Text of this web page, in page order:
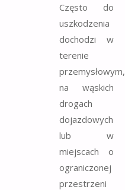
Często do
uszkodzenia
dochodzi w
terenie
przemysłowym,
na wąskich
drogach
dojazdowych
lub w
miejscach o
ograniczonej
przestrzeni